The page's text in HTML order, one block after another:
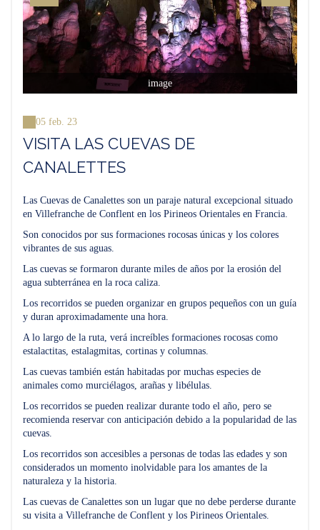
image
05 feb. 23
VISITA LAS CUEVAS DE
CANALETTES
Las Cuevas de Canalettes son un paraje natural excepcional situado
en Villefranche de Conflent en los Pirineos Orientales en Francia.
Son conocidos por sus formaciones rocosas únicas y los colores
vibrantes de sus aguas.
Las cuevas se formaron durante miles de años por la erosión del
agua subterránea en la roca caliza.
Los recorridos se pueden organizar en grupos pequeños con un guía
y duran aproximadamente una hora.
A lo largo de la ruta, verá increíbles formaciones rocosas como
estalactitas, estalagmitas, cortinas y columnas.
Las cuevas también están habitadas por muchas especies de
animales como murciélagos, arañas y libélulas.
Los recorridos se pueden realizar durante todo el año, pero se
recomienda reservar con anticipación debido a la popularidad de las
cuevas.
Los recorridos son accesibles a personas de todas las edades y son
considerados un momento inolvidable para los amantes de la
naturaleza y la historia.
Las cuevas de Canalettes son un lugar que no debe perderse durante
su visita a Villefranche de Conflent y los Pirineos Orientales.